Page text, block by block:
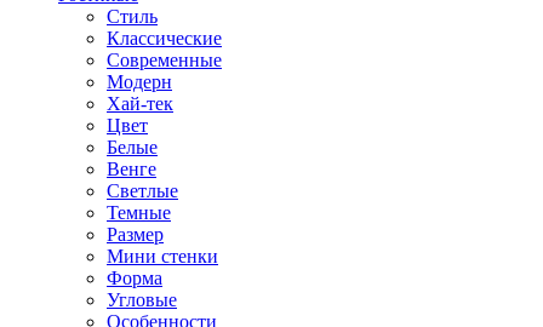
Стиль
Классические
Современные
Модерн
Хай-тек
Цвет
Белые
Венге
Светлые
Темные
Размер
Мини стенки
Форма
Угловые
Особенности